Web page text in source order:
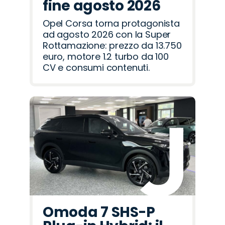
fine agosto 2026
Opel Corsa torna protagonista
ad agosto 2026 con la Super
Rottamazione: prezzo da 13.750
euro, motore 1.2 turbo da 100
CV e consumi contenuti.
Omoda 7 SHS-P